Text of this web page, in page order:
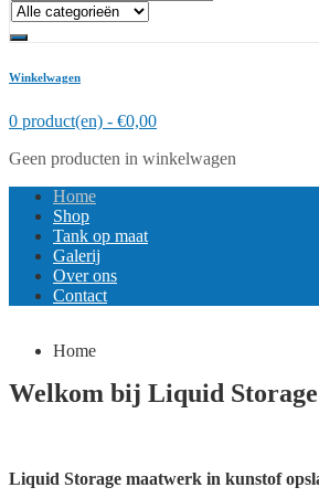
Winkelwagen
0 product(en) - €0,00
Geen producten in winkelwagen
Home
Shop
Tank op maat
Galerij
Over ons
Contact
Home
Welkom bij Liquid Storage
Liquid Storage maatwerk in kunstof